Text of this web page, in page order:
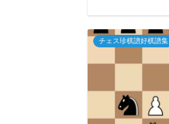
チェス珍棋譜好棋譜集